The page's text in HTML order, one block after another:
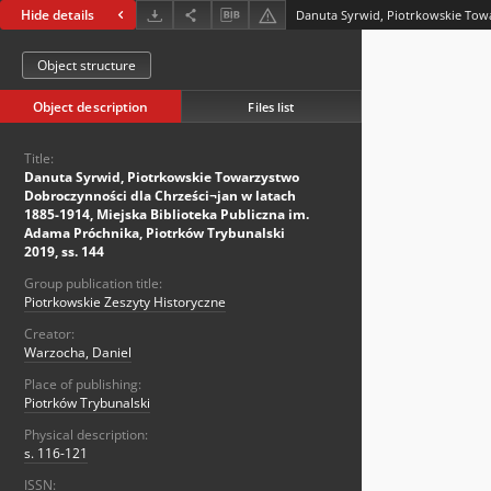
Hide details
Object structure
Object description Files list
Title:
Danuta Syrwid, Piotrkowskie Towarzystwo
Dobroczynności dla Chrześci¬jan w latach
1885-1914, Miejska Biblioteka Publiczna im.
Adama Próchnika, Piotrków Trybunalski
2019, ss. 144
Group publication title:
Piotrkowskie Zeszyty Historyczne
Creator:
Warzocha, Daniel
Place of publishing:
Piotrków Trybunalski
Physical description:
s. 116-121
ISSN: